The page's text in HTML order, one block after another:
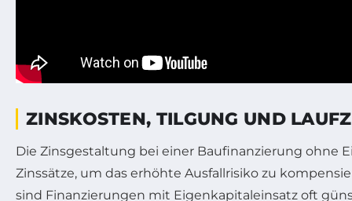
ZINSKOSTEN, TILGUNG UND
Die Zinsgestaltung bei einer Baufinanzierung ohne
Zinssätze, um das erhöhte Ausfallrisiko zu
sind Finanzierungen mit Eigenkapitaleinsatz oft